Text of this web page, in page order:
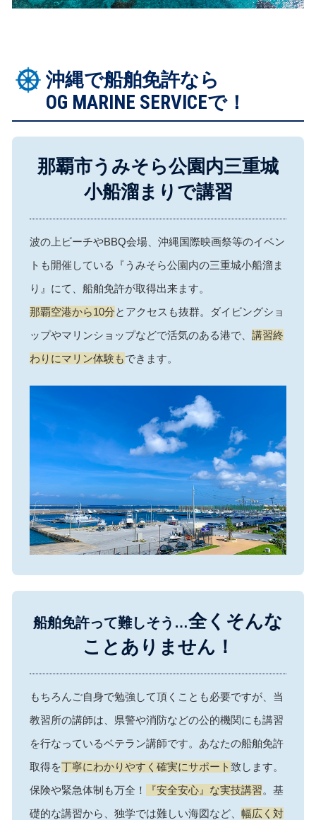
沖縄で船舶免許なら
OG MARINE SERVICEで！
那覇市うみそら公園内三重城
小船溜まりで講習
波の上ビーチやBBQ会場、沖縄国際映画祭等のイベン
トも開催している『うみそら公園内の三重城小船溜ま
り』にて、船舶免許が取得出来ます。
那覇空港から10分とアクセスも抜群。ダイビングショ
ップやマリンショップなどで活気のある港で、 講習終
わりにマリン体験もできます。
船舶免許って難しそう…全くそんな
ことありません！
もちろんご自身で勉強して頂くことも必要ですが、当
教習所の講師は、県警や消防などの公的機関にも講習
を行なっているベテラン講師です。あなたの船舶免許
取得を丁寧にわかりやすく確実にサポート致します。
保険や緊急体制も万全！
『安全安心』な実技講習。基
礎的な講習から、独学では難しい海図など、 幅広く対